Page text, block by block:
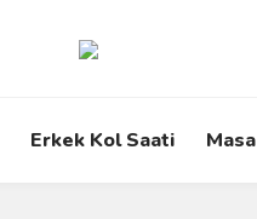
Erkek Kol Saati